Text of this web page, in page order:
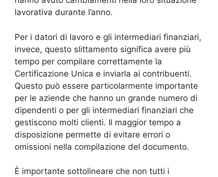
lavorativa durante l’anno.
Per i datori di lavoro e gli intermediari finanziari,
invece, questo slittamento significa avere più
tempo per compilare correttamente la
Certificazione Unica e inviarla ai contribuenti.
Questo può essere particolarmente importante
per le aziende che hanno un grande numero di
dipendenti o per gli intermediari finanziari che
gestiscono molti clienti. Il maggior tempo a
disposizione permette di evitare errori o
omissioni nella compilazione del documento.
È importante sottolineare che non tutti i